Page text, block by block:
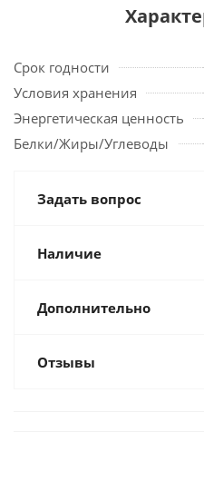
Срок годности
Условия хранения
Энергетическая ценность
Белки/Жиры/Углеводы
Задать вопрос
Наличие
Дополнительно
Отзывы